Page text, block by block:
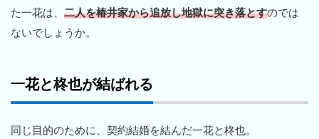
た一花は、 二人を椿井家から追放し地獄に突き落とすのでは
ないでしょうか。
一花と柊也が結ばれる
同じ目的のために、契約結婚を結んだ一花と柊也。